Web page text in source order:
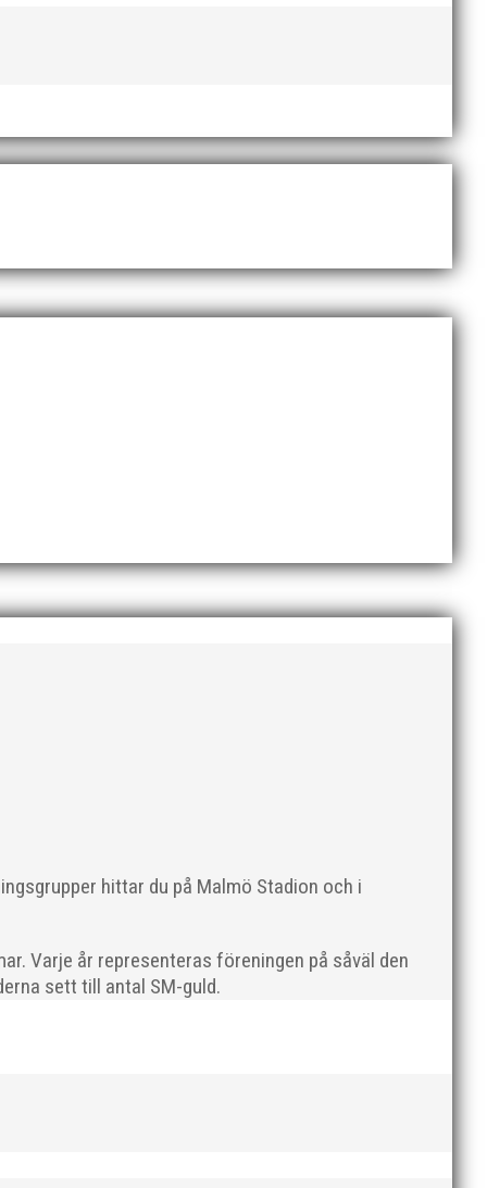
hittar du på Malmö Stadion och i
Varje år representeras föreningen på såväl den
sett till antal SM-guld.
sikt. Därefter genomförs en analys av klubbens
att bli Sveriges bästa friidrottsförening.
Självklart ingår t-shirt, diplom, fika, lunch
på häck och sprint. Träffen riktar sig till ALLA